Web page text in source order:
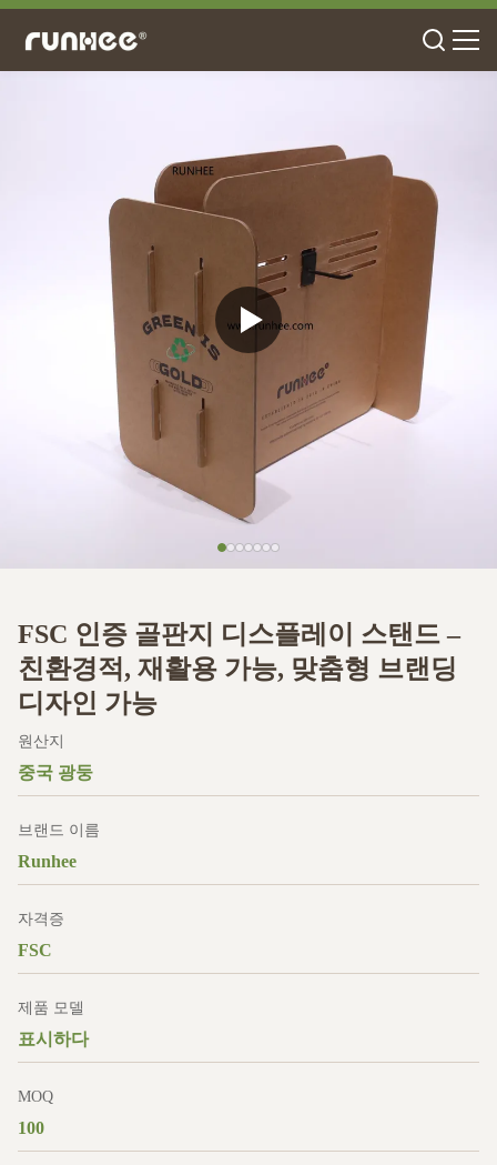
FSC 인증 골판지 디스플레이 스탠드 –
친환경적, 재활용 가능, 맞춤형 브랜딩
디자인 가능
원산지
중국 광둥
브랜드 이름
Runhee
자격증
FSC
제품 모델
표시하다
MOQ
100